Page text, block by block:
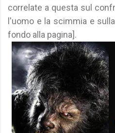
correlate a questa sul
l'uomo e la scimmia e
fondo alla pagina].